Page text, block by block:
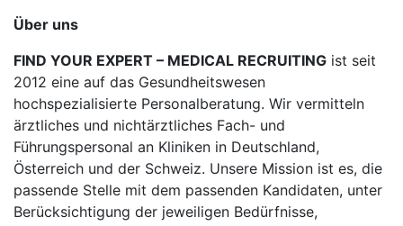
Über uns
FIND YOUR EXPERT – MEDICAL RECRUITING ist seit
2012 eine auf das Gesundheitswesen
hochspezialisierte Personalberatung. Wir vermitteln
ärztliches und nichtärztliches Fach- und
Führungspersonal an Kliniken in Deutschland,
Österreich und der Schweiz. Unsere Mission ist es, die
passende Stelle mit dem passenden Kandidaten, unter
Berücksichtigung der jeweiligen Bedürfnisse,